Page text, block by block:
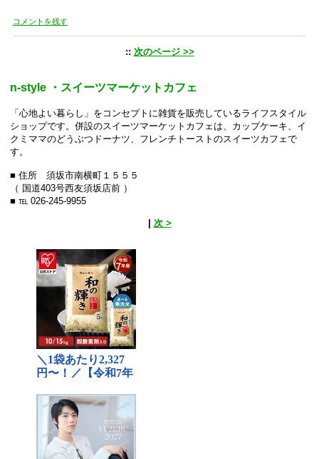
コメントを残す
:: 次のページ >>
n-style ・スイーツマーケットカフェ
「心地よい暮らし」をコンセプトに雑貨を販売しているライフスタイル
ショップです。併設のスイーツマーケットカフェは、カップケーキ、イ
クミママのどうぶつドーナツ、フレンチトーストのスイーツカフェで
す。
■ 住所 須坂市南横町１５５５
（ 国道403号西友須坂店前 ）
■ ℡ 026-245-9955
次 >